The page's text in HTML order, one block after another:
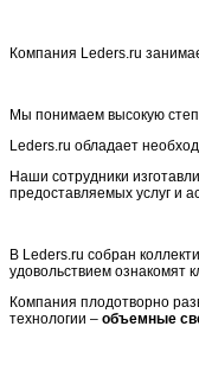
Компания Leders.ru
Мы понимаем высокую
Leders.ru обладает
Наши сотрудники
предоставляемых услуг и
В Leders.ru собран
удовольствием ознакомят
Компания плодотворно
технологии – объемные